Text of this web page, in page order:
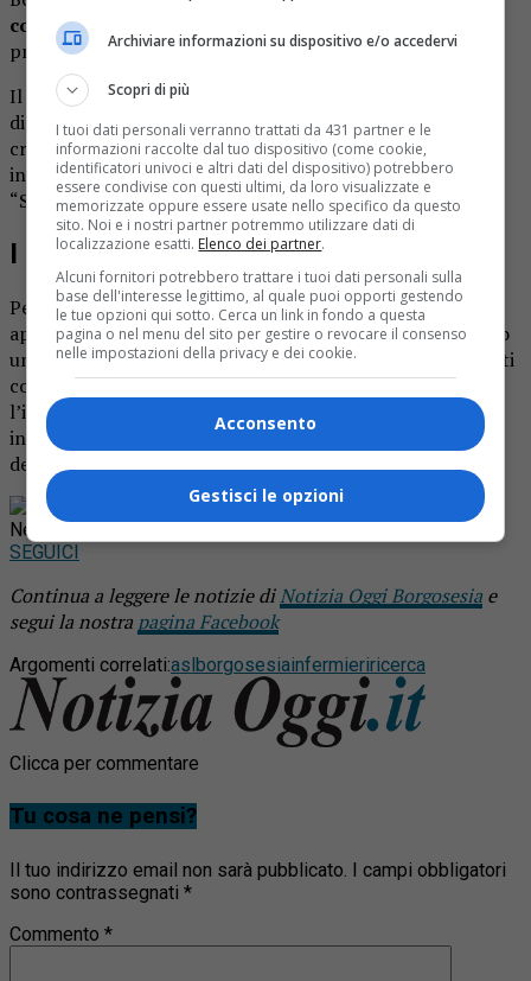
copertura a tempo determinato
professionisti della salute e dei funzionari.
Il bando è stato emesso in seguito alla decisione del
direttore sanitario dell’Asl Vercelli che ha evidenziato la
criticità nel garantire la di personale con qualifica di
infermiere sia all’ospedale “Sant’Andrea” di Vercelli, sia al
“Santi Pietro e Paolo”.
I requisiti per partecipare
Per poter partecipare al bando occorre avere una laurea
appartenente alla classe delle professioni sanitarie ovvero
un diploma universitario di infermiere o diplomi e attestati
conseguiti in base alla normativa. Occorre inoltre
l’iscrizione all’Albo dell’ordine degli infermieri. Tutte le
indicazioni possono comunque essere recuperate sul sito
dell’
Asl Vercelli.
Rimani aggiornato seguendoci su Google
News!
SEGUICI
Continua a leggere le notizie diNotizia Oggi Borgosesia e
segui la nostra pagina Facebook
Argomenti correlati:aslborgosesiainfermieriricerca
Clicca per commentare
Tu cosa ne pensi?
Il tuo indirizzo email non sarà pubblicato.
I campi obbligatori
sono contrassegnati *
Commento *
Archiviare informazioni su dispositivo e/o accedervi
Scopri di più
I tuoi dati personali verranno trattati da 431 partner e le
informazioni raccolte dal tuo dispositivo (come cookie,
identificatori univoci e altri dati del dispositivo) potrebbero
essere condivise con questi ultimi, da loro visualizzate e
memorizzate oppure essere usate nello specifico da questo
sito. Noi e i nostri partner potremmo utilizzare dati di
localizzazione esatti. Elenco dei partner.
Alcuni fornitori potrebbero trattare i tuoi dati personali sulla
base dell'interesse legittimo, al quale puoi opporti gestendo
le tue opzioni qui sotto. Cerca un link in fondo a questa
pagina o nel menu del sito per gestire o revocare il consenso
nelle impostazioni della privacy e dei cookie.
Acconsento
Gestisci le opzioni